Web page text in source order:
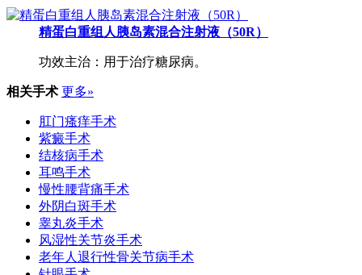
精蛋白重组人胰岛素混合注射液（50R）
功效主治：用于治疗糖尿病。
相关手术 更多»
肛门瘙痒手术
紫癜手术
结核病手术
耳鸣手术
慢性腰背痛手术
外阴白斑手术
睾丸炎手术
风湿性关节炎手术
老年人退行性骨关节病手术